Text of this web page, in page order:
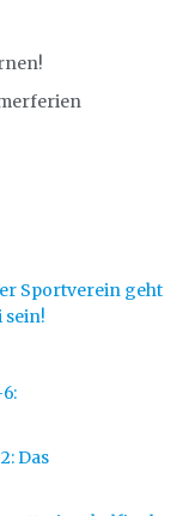
Sportverein geht
sein!
Das